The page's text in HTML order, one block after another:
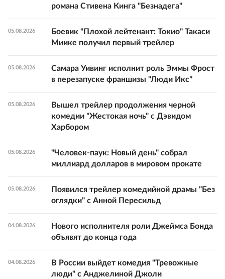
романа Стивена Кинга "Безнадега"
05.08.2026
Боевик "Плохой лейтенант: Токио" Такаси
Миике получил первый трейлер
05.08.2026
Самара Уивинг исполнит роль Эммы Фрост
в перезапуске франшизы "Люди Икс"
05.08.2026
Вышел трейлер продолжения черной
комедии "Жестокая ночь" с Дэвидом
Харбором
05.08.2026
"Человек-паук: Новый день" собрал
миллиард долларов в мировом прокате
05.08.2026
Появился трейлер комедийной драмы "Без
оглядки" с Анной Пересильд
04.08.2026
Нового исполнителя роли Джеймса Бонда
объявят до конца года
04.08.2026
В России выйдет комедия "Тревожные
люди" с Анджелиной Джоли